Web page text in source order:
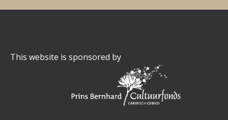
This website is sponsored by